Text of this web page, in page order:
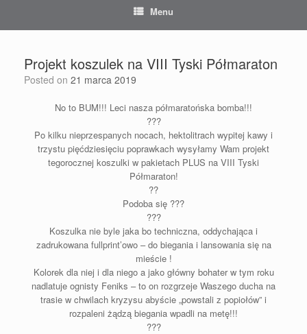
Menu
Projekt koszulek na VIII Tyski Półmaraton
Posted on 21 marca 2019
No to BUM!!! Leci nasza półmaratońska bomba!!!
???
Po kilku nieprzespanych nocach, hektolitrach wypitej kawy i
trzystu pięćdziesięciu poprawkach wysyłamy Wam projekt
tegorocznej koszulki w pakietach PLUS na VIII Tyski
Półmaraton!
??
Podoba się ???
???
Koszulka nie byle jaka bo techniczna, oddychająca i
zadrukowana fullprint’owo – do biegania i lansowania się na
mieście !
Kolorek dla niej i dla niego a jako główny bohater w tym roku
nadlatuje ognisty Feniks – to on rozgrzeje Waszego ducha na
trasie w chwilach kryzysu abyście „powstali z popiołów” i
rozpaleni żądzą biegania wpadli na metę!!!
???